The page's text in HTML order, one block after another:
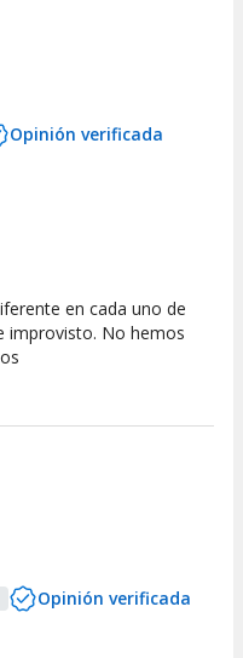
Opinión verificada
10
en cada uno de
improvisto. No hemos
Opinión verificada